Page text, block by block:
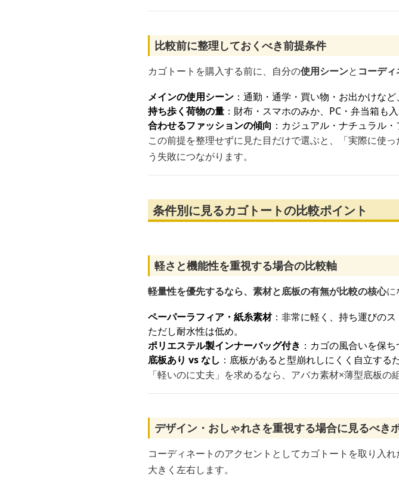
比較前に整理しておくべき前提条件
カゴトートを購入する前に、自分の使用シーンと コーデ
メインの使用シーン ：通勤・通学・買い物・お出かけな
持ち歩く荷物の量 ：財布・スマホのみか、PC・弁当箱も
合わせるファッションの傾向 ：カジュアル・ナチュラル
この前提を整理せずに見た目だけで選ぶと、「実際に使
う失敗につながります。
条件別に見るカゴトートの比較ポイント
軽さと機能性を重視する場合の比較軸
軽量性を優先するなら、素材と底板の有無が比較の核心に
ペーパーラフィア・紙糸素材：非常に軽く、持ち運びのス
ただし耐水性は低め。
ポリエステル製インナーバッグ付き ：カゴの風合いを保
底板あり vs なし ：底板があると型崩れしにくく自立する
「軽いのに丈夫」を求めるなら、アバカ素材×薄型底板の
デザイン・おしゃれさを重視する場合に見るべき
コーディネートのアクセントとしてカゴトートを取り入れ
大きく左右します。